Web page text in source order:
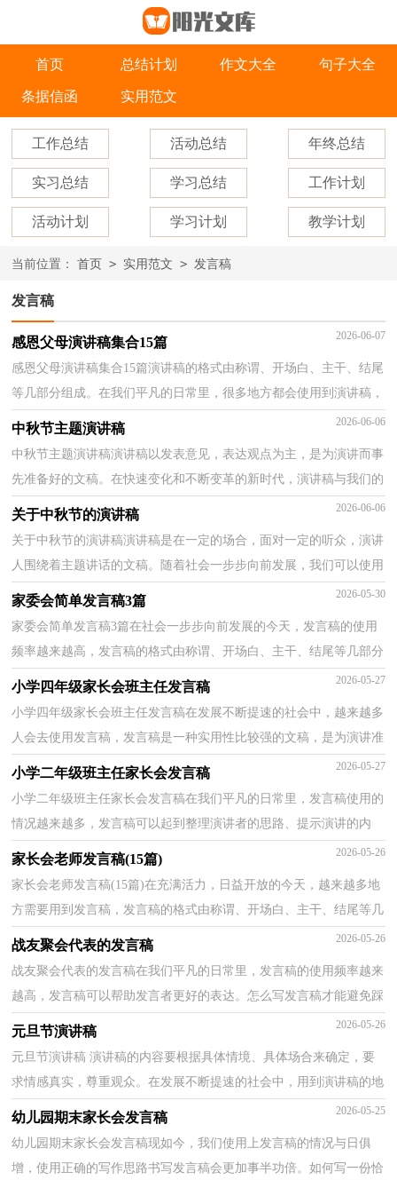
首页 总结计划 作文大全 句子大全
条据信函 实用范文
工作总结 活动总结 年终总结
实习总结 学习总结 工作计划
活动计划 学习计划 教学计划
当前位置： 首页 > 实用范文 > 发言稿
发言稿
感恩父母演讲稿集合15篇 2026-06-07
感恩父母演讲稿集合15篇演讲稿的格式由称谓、开场白、主干、结尾
等几部分组成。在我们平凡的日常里，很多地方都会使用到演讲稿，
为了让您在写演讲稿时更加简单方便，下面是小编整...
中秋节主题演讲稿 2026-06-06
中秋节主题演讲稿演讲稿以发表意见，表达观点为主，是为演讲而事
先准备好的文稿。在快速变化和不断变革的新时代，演讲稿与我们的
生活息息相关，相信许多人会觉得演讲稿很难写吧，以下...
关于中秋节的演讲稿 2026-06-06
关于中秋节的演讲稿演讲稿是在一定的场合，面对一定的听众，演讲
人围绕着主题讲话的文稿。随着社会一步步向前发展，我们可以使用
演讲稿的机会越来越多，你所见过的演讲稿是什么样的...
家委会简单发言稿3篇 2026-05-30
家委会简单发言稿3篇在社会一步步向前发展的今天，发言稿的使用
频率越来越高，发言稿的格式由称谓、开场白、主干、结尾等几部分
组成。还是对发言稿一筹莫展吗？以下是小编为大家...
小学四年级家长会班主任发言稿 2026-05-27
小学四年级家长会班主任发言稿在发展不断提速的社会中，越来越多
人会去使用发言稿，发言稿是一种实用性比较强的文稿，是为演讲准
备的书面材料。写发言稿的注意事项有许多，你确定会...
小学二年级班主任家长会发言稿 2026-05-27
小学二年级班主任家长会发言稿在我们平凡的日常里，发言稿使用的
情况越来越多，发言稿可以起到整理演讲者的思路、提示演讲的内
容、限定演讲的速度的作用。你知道发言稿怎样才能...
家长会老师发言稿(15篇) 2026-05-26
家长会老师发言稿(15篇)在充满活力，日益开放的今天，越来越多地
方需要用到发言稿，发言稿的格式由称谓、开场白、主干、结尾等几
部分组成。大家知道发言稿怎么写才正确吗？下面是小...
战友聚会代表的发言稿 2026-05-26
战友聚会代表的发言稿在我们平凡的日常里，发言稿的使用频率越来
越高，发言稿可以帮助发言者更好的表达。怎么写发言稿才能避免踩
雷呢？以下是小编帮大家整理的战友聚会代表的发言...
元旦节演讲稿 2026-05-26
元旦节演讲稿 演讲稿的内容要根据具体情境、具体场合来确定，要
求情感真实，尊重观众。在发展不断提速的社会中，用到演讲稿的地
方越来越多，还是对演讲稿一筹莫展吗？以下是小编帮大...
幼儿园期末家长会发言稿 2026-05-25
幼儿园期末家长会发言稿现如今，我们使用上发言稿的情况与日俱
增，使用正确的写作思路书写发言稿会更加事半功倍。如何写一份恰